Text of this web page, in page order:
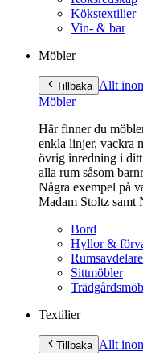
Kökstextilier
Vin- & bar
Möbler
Tillbaka Allt
Möbler
Här finner du
enkla linjer, vackra
övrig inredning i
alla rum såsom
Några exempel på
Madam Stoltz samt
Bord
Hyllor &
Rumsavdelare
Sittmöbler
Textilier
Tillbaka Allt